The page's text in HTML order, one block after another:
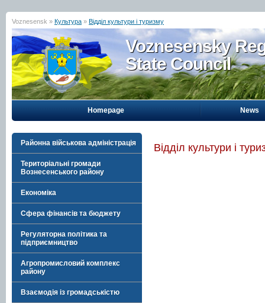
Voznesensk » Культура » Відділ культури і туризму
Voznesensky
State Council
Homepage News
Районна військова адміністрація
Територіальні громади
Вознесенського району
Економіка
Сфера фінансів та бюджету
Регуляторна політика та
підприємництво
Агропромисловий комплекс
району
Взаємодія із громадськістю
Відділ культури і